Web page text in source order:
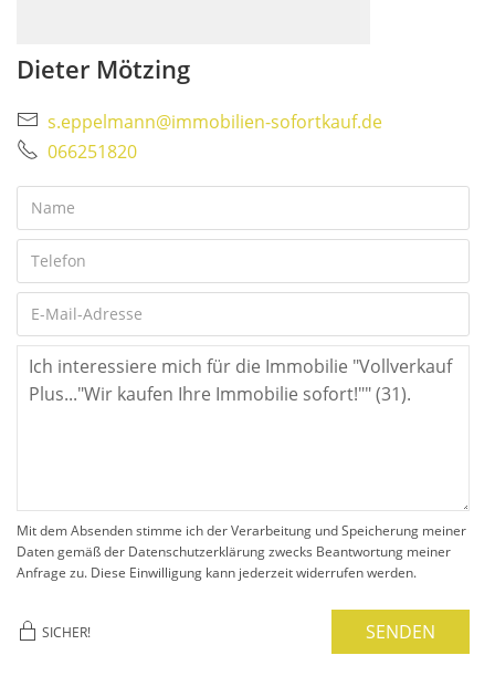
Dieter Mötzing
s.eppelmann@immobilien-sofortkauf.de
066251820
Mit dem Absenden stimme ich der Verarbeitung und Speicherung meiner
Daten gemäß der Datenschutzerklärung zwecks Beantwortung meiner
Anfrage zu. Diese Einwilligung kann jederzeit widerrufen werden.
SICHER! SENDEN